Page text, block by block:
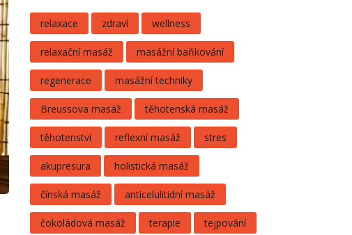
relaxace zdraví wellness
relaxační masáž masážní baňkování
regenerace masážní techniky
Breussova masáž těhotenská masáž
těhotenství reflexní masáž stres
akupresura holistická masáž
čínská masáž anticelulitidní masáž
čokoládová masáž terapie tejpování